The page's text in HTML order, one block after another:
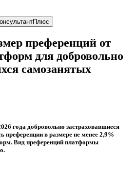
преференций от
для добровольно
самозанятых
года добровольно застраховавшиеся
преференции в размере не менее 2,9%
Вид преференций платформы